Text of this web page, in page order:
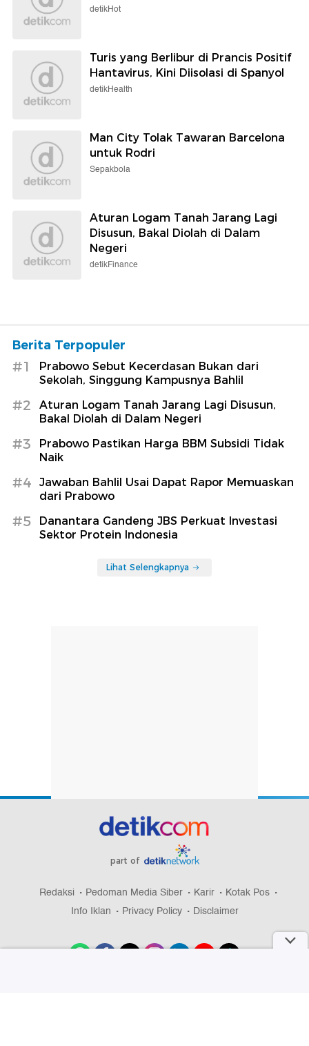
detikHot
Turis yang Berlibur di Prancis Positif
Hantavirus, Kini Diisolasi di Spanyol
detikHealth
Man City Tolak Tawaran Barcelona
untuk Rodri
Sepakbola
Aturan Logam Tanah Jarang Lagi
Disusun, Bakal Diolah di Dalam
Negeri
detikFinance
Berita Terpopuler
#1
Prabowo Sebut Kecerdasan Bukan dari
Sekolah, Singgung Kampusnya Bahlil
#2
Aturan Logam Tanah Jarang Lagi Disusun,
Bakal Diolah di Dalam Negeri
#3
Prabowo Pastikan Harga BBM Subsidi Tidak
Naik
#4
Jawaban Bahlil Usai Dapat Rapor Memuaskan
dari Prabowo
#5
Danantara Gandeng JBS Perkuat Investasi
Sektor Protein Indonesia
Lihat Selengkapnya
part of
Redaksi Pedoman Media Siber Karir
Kotak Pos
Info Iklan
Privacy Policy Disclaimer